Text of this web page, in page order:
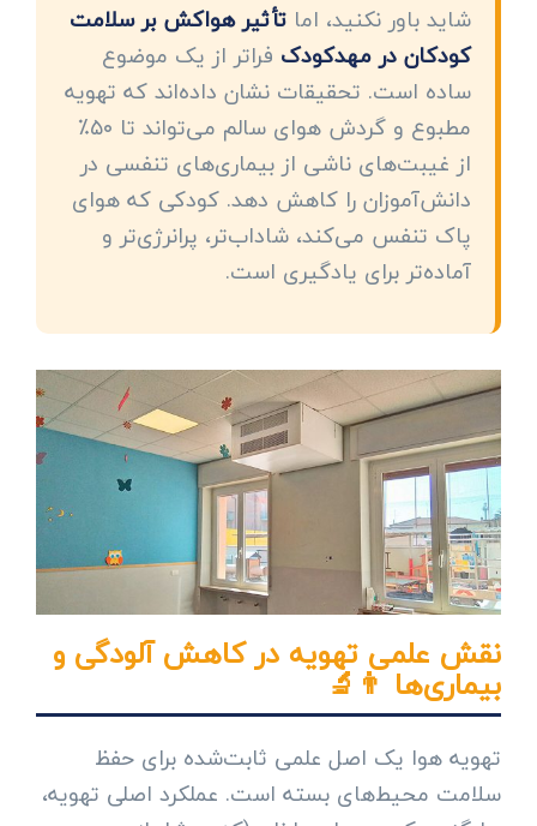
شاید باور نکنید، اما تأثیر هواکش بر سلامت
کودکان در مهدکودک فراتر از یک موضوع
ساده است. تحقیقات نشان داده‌اند که تهویه
مطبوع و گردش هوای سالم می‌تواند تا ۵۰٪
از غیبت‌های ناشی از بیماری‌های تنفسی در
دانش‌آموزان را کاهش دهد. کودکی که هوای
پاک تنفس می‌کند، شاداب‌تر، پرانرژی‌تر و
آماده‌تر برای یادگیری است.
نقش علمی تهویه در کاهش آلودگی و
بیماری‌ها 👨‍🔬
تهویه هوا یک اصل علمی ثابت‌شده برای حفظ
سلامت محیط‌های بسته است. عملکرد اصلی تهویه،